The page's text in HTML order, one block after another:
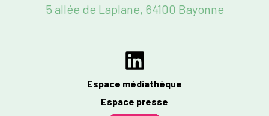
5 allée de Laplane, 64100 Bayonne
Espace médiathèque
Espace presse